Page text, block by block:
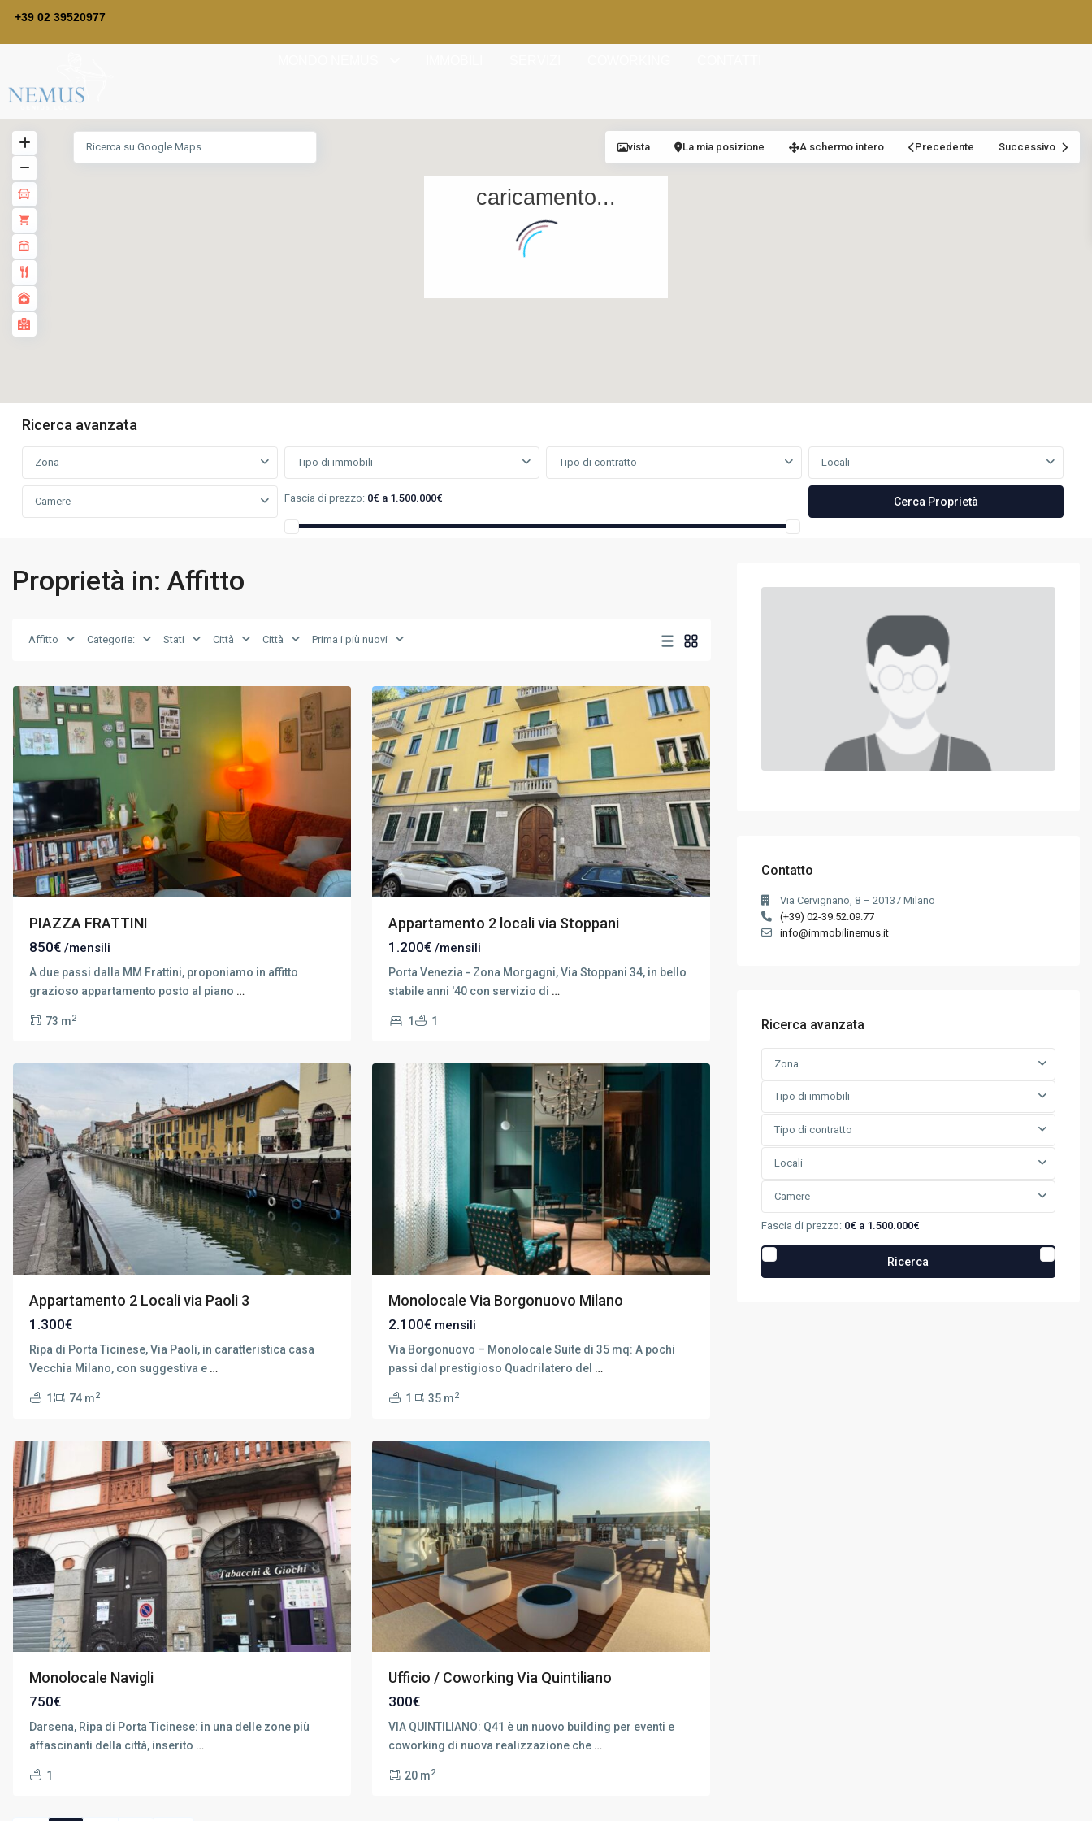
+39 02 39520977
caricamento...
vista La mia posizione A schermo intero Precedente Successivo
Ricerca avanzata
Zona Tipo di immobili Tipo di contratto Locali
Camere Fascia di prezzo: 0€ a 1.500.000€
Proprietà in: Affitto
Affitto Categorie: Stati Città Città Prima i più nuovi
Milano
PIAZZA FRATTINI
850€ /mensili
A due passi dalla MM Frattini, proponiamo in affitto
grazioso appartamento posto al piano …
73 m2
Appartamento 2 locali via Stoppani
1.200€ /mensili
Porta Venezia - Zona Morgagni, Via Stoppani 34, in bello
stabile anni '40 con servizio di …
1 1
Sud
Appartamento 2 Locali via Paoli 3
1.300€
Ripa di Porta Ticinese, Via Paoli, in caratteristica casa
Vecchia Milano, con suggestiva e …
1 74 m2
Centro,
Monolocale Via Borgonuovo Milano
2.100€ mensili
Via Borgonuovo – Monolocale Suite di 35 mq: A pochi
passi dal prestigioso Quadrilatero del …
1 35 m2
Sud,
Monolocale Navigli
750€
Darsena, Ripa di Porta Ticinese: in una delle zone più
affascinanti della città, inserito …
1
Est
Ufficio / Coworking Via Quintiliano
300€
VIA QUINTILIANO: Q41 è un nuovo building per eventi e
coworking di nuova realizzazione che …
20 m2
Contatto
Via Cervignano, 8 – 20137 Milano
(+39) 02-39.52.09.77
info@immobilinemus.it
Ricerca avanzata
Zona
Tipo di immobili
Tipo di contratto
Locali
Camere
Fascia di prezzo: 0€ a 1.500.000€
Ricerca